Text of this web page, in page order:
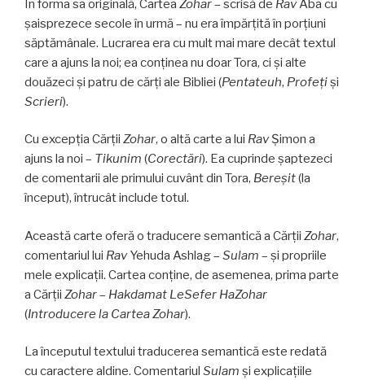
În forma sa originală, Cartea Zohar– scrisă de RavAba cu
şaisprezece secole în urmă – nu era împărţită în porţiuni
săptămânale. Lucrarea era cu mult mai mare decât textul
care a ajuns la noi; ea conţinea nu doar Tora, ci şi alte
douăzeci şi patru de cărţi ale Bibliei (Pentateuh, Profeţişi
Scrieri).
Cu excepţia Cărţii Zohar, o altă carte a lui RavŞimon a
ajuns la noi – Tikunim (Corectări). Ea cuprinde şaptezeci
de comentarii ale primului cuvânt din Tora, Bereşit(la
început), întrucât include totul.
Această carte oferă o traducere semantică a Cărţii Zohar,
comentariul lui RavYehuda Ashlag – Sulam – şi propriile
mele explicaţii. Cartea conţine, de asemenea, prima parte
a Cărţii Zohar– Hakdamat LeSefer HaZohar
(Introducere la Cartea Zohar).
La începutul textului traducerea semantică este redată
cu caractere aldine. Comentariul Sulam şi explicaţiile